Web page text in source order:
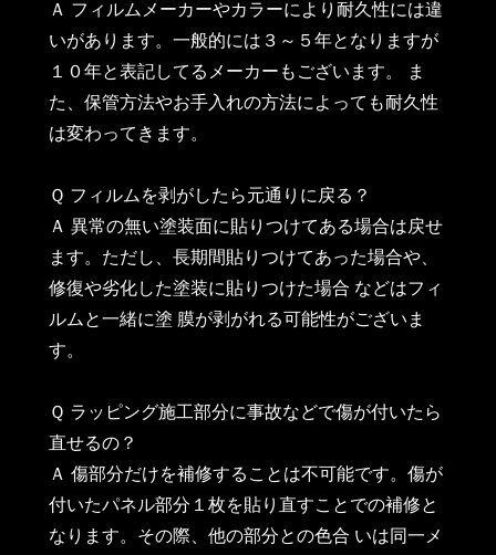
Ａ フィルムメーカーやカラーにより耐久性には違
いがあります。一般的には３～５年となりますが
１０年と表記してるメーカーもございます。 ま
た、保管方法やお手入れの方法によっても耐久性
は変わってきます。
Ｑ フィルムを剥がしたら元通りに戻る？
Ａ 異常の無い塗装面に貼りつけてある場合は戻せ
ます。ただし、長期間貼りつけてあった場合や、
修復や劣化した塗装に貼りつけた場合 などはフィ
ルムと一緒に塗 膜が剥がれる可能性がございま
す。
Ｑ ラッピング施工部分に事故などで傷が付いたら
直せるの？
Ａ 傷部分だけを補修することは不可能です。傷が
付いたパネル部分１枚を貼り直すことでの補修と
なります。その際、他の部分との色合 いは同一メ